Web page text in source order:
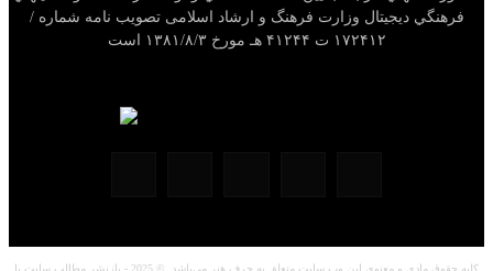
فرهنگي ديجيتال وزارت فرهنگ و ارشاد اسلامی تصویب نامه شماره /
۱۷۲۴۱۲ ت ۴۱۲۴۴ هـ مورخ ۱۳۸۱/۸/۳ است
کلیه حقوق مادی و معنوی این وب سایت متعلق به حرف هنر می‌باشد. © 2025 - بازنشر مطالب سایت با